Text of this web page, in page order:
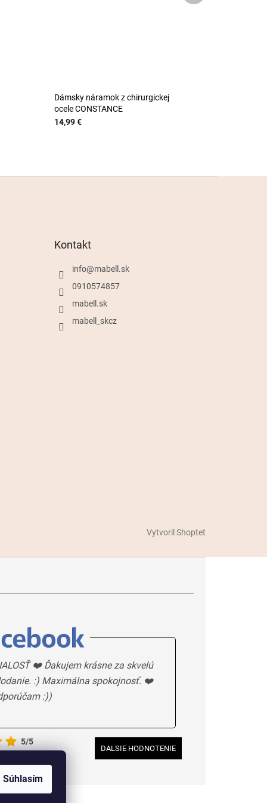
Súhlasím
Dámsky náramok z chirurgickej
ocele CONSTANCE
14,99 €
Kontakt
info@mabell.sk
0910574857
mabell.sk
mabell_skcz
Vytvoril Shoptet
❤️ Ďakujem krásne za skvelú
:) Maximálna spokojnosť. ❤️
:))
5/5
DALSIE HODNOTENIE